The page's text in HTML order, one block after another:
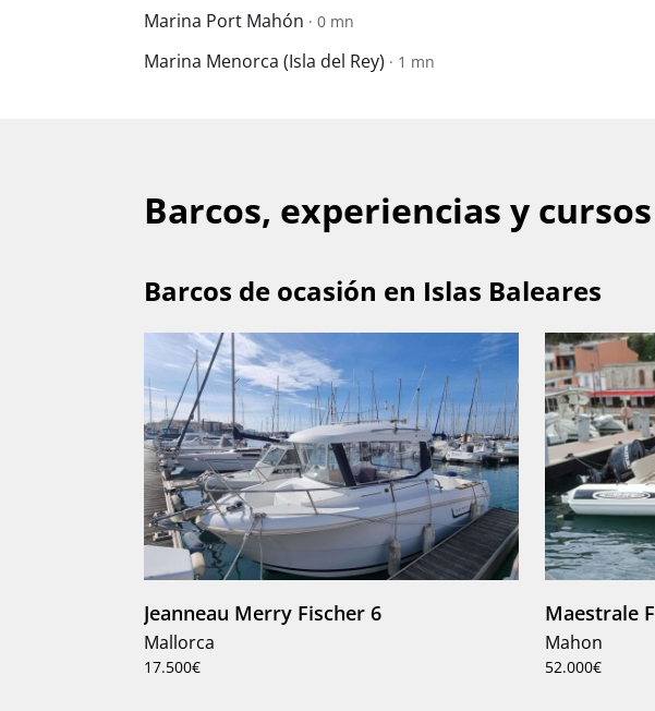
Marina Port Mahón · 0 mn
Marina Menorca (Isla del Rey) · 1 mn
Barcos, experiencias y
Barcos de ocasión en Islas Baleares
Jeanneau Merry Fischer 6
Mallorca
17.500€
Maestrale
Mahon
52.000€